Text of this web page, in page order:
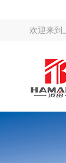
欢迎来到